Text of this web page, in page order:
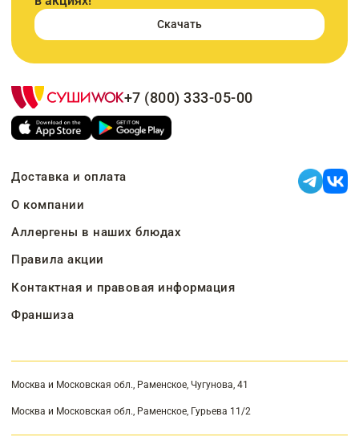
Скачать
+7 (800) 333-05-00
Доставка и оплата
О компании
Аллергены в наших блюдах
Правила акции
Контактная и правовая информация
Франшиза
Москва и Московская обл., Раменское, Чугунова, 41
Москва и Московская обл., Раменское, Гурьева 11/2